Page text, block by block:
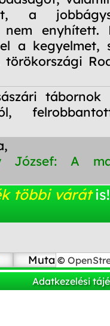
a
nem enyhített.
a kegyelmet,
törökországi
József: A
többi várát is!
Mutasd az
©
Adatkezelési